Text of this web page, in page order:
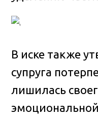
В иске также
супруга
лишилась